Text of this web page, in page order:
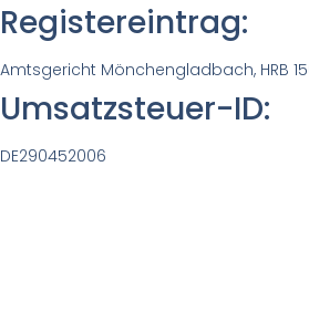
Registereintrag:
Amtsgericht Mönchengladbach, HRB
Umsatzsteuer-ID:
DE290452006